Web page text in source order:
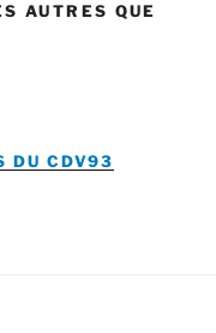
AUTRES QUE
DU CDV93